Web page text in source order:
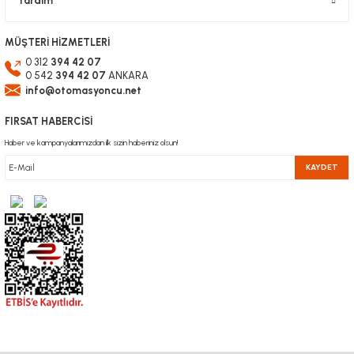
MÜŞTERİ HİZMETLERİ
0 312 394 42 07
0 542 394 42 07 ANKARA
info@otomasyoncu.net
FIRSAT HABERCİSİ
Haber ve kampanyalarımızdan ilk sizin haberiniz olsun!
KAYDET